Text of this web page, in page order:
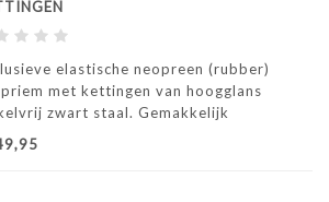
elastische neopreen (rubber)
met kettingen van hoogglans
zwart staal. Gemakkelijk
van maten S t/m XL.